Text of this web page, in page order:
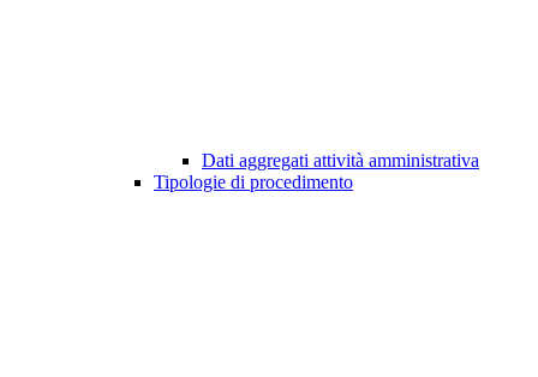
Dati aggregati attività amministrativa
Tipologie di procedimento